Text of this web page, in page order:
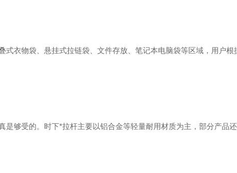
衣物袋、悬挂式拉链袋、文件存放、笔记本电脑袋等区域，用户根
够受的。时下*拉杆主要以铝合金等轻量耐用材质为主，部分产品